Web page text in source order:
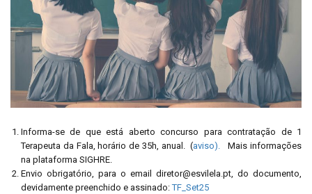
Informa-se de que está aberto concurso para contratação de 1
Terapeuta da Fala, horário de 35h, anual. (aviso). Mais informações
na plataforma SIGHRE.
Envio obrigatório, para o email diretor@esvilela.pt, do documento,
devidamente preenchido e assinado:TF_Set25